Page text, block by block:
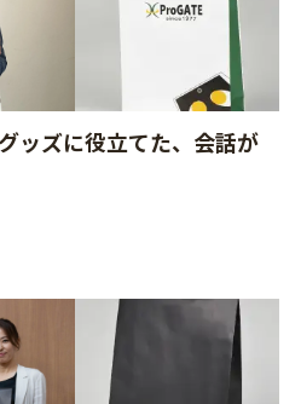
ッズに役立てた、会話が